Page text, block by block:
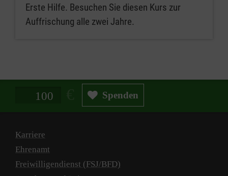
Erste Hilfe. Besuchen Sie diesen Kurs zur
Auffrischung alle zwei Jahre.
Spendenbetrag in Euro Spenden
Karriere
Ehrenamt
Freiwilligendienst (FSJ/BFD)